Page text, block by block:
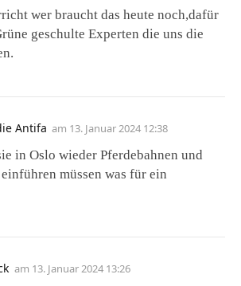
wer braucht das heute noch,dafür
geschulte Experten die uns die
Antifa am 13. Januar 2024 12:38
in Oslo wieder Pferdebahnen und
müssen was für ein
am 13. Januar 2024 13:26